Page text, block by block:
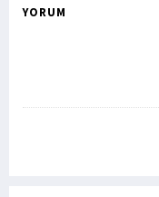
YORUM